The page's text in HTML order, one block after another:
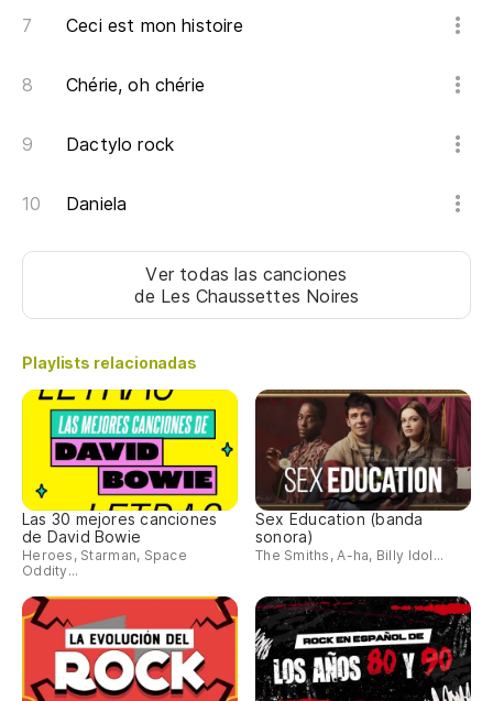
Ceci est mon histoire
Chérie, oh chérie
Dactylo rock
Daniela
Ver todas las canciones
de Les Chaussettes Noires
Playlists relacionadas
Las 30 mejores canciones
de David Bowie
Heroes, Starman, Space
Oddity...
Sex Education (banda
sonora)
The Smiths, A-ha, Billy Idol...